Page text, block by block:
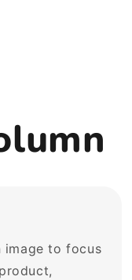
image to focus